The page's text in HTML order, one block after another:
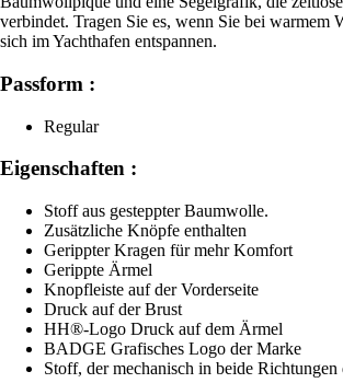
verbindet. Tragen Sie es, wenn Sie bei warmem
sich im Yachthafen entspannen.
Passform :
Regular
Eigenschaften :
Stoff aus gesteppter Baumwolle.
Zusätzliche Knöpfe enthalten
Gerippter Kragen für mehr Komfort
Gerippte Ärmel
Knopfleiste auf der Vorderseite
Druck auf der Brust
HH®-Logo Druck auf dem Ärmel
BADGE Grafisches Logo der Marke
Stoff, der mechanisch in beide Richtungen